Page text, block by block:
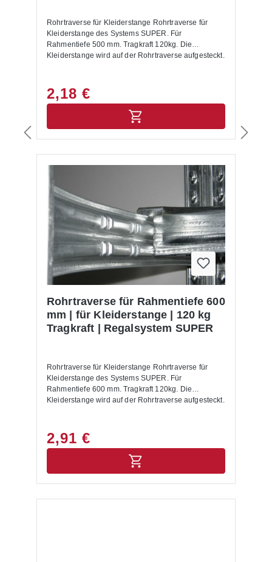
Rohrtraverse für Kleiderstange Rohrtraverse für
Kleiderstange des Systems SUPER. Für
Rahmentiefe 500 mm. Tragkraft 120kg. Die
Kleiderstange wird auf der Rohrtraverse aufgesteckt.
2,18 €
Rohrtraverse für Rahmentiefe 600
mm | für Kleiderstange | 120 kg
Tragkraft | Regalsystem SUPER
Rohrtraverse für Kleiderstange Rohrtraverse für
Kleiderstange des Systems SUPER. Für
Rahmentiefe 600 mm. Tragkraft 120kg. Die
Kleiderstange wird auf der Rohrtraverse aufgesteckt.
2,91 €